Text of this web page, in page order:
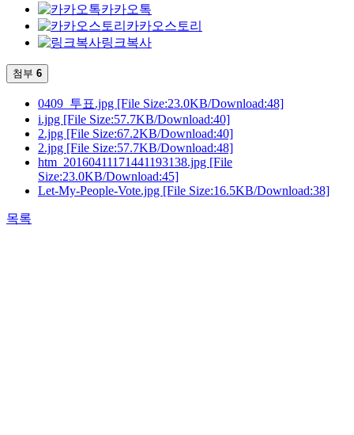
카카오톡
카카오스토리
링크복사
첨부 6
0409_투표.jpg [File Size:23.0KB/Download:48]
i.jpg [File Size:57.7KB/Download:40]
2.jpg [File Size:67.2KB/Download:40]
2.jpg [File Size:57.7KB/Download:48]
htm_20160411171441193138.jpg [File
Size:23.0KB/Download:45]
Let-My-People-Vote.jpg [File Size:16.5KB/Download:38]
목록